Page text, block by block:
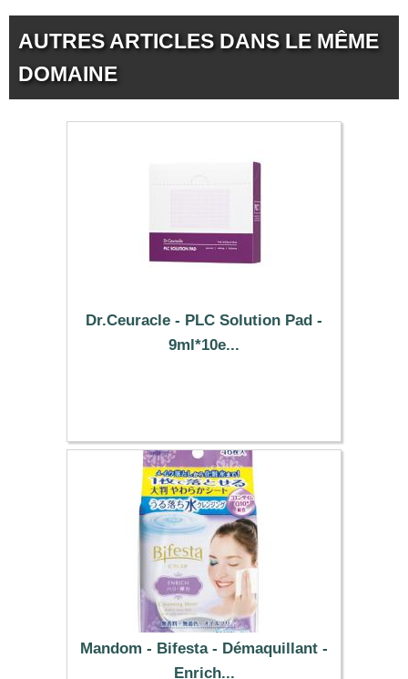
AUTRES ARTICLES DANS LE MÊME
DOMAINE
Dr.Ceuracle - PLC Solution Pad -
9ml*10e...
Mandom - Bifesta - Démaquillant -
Enrich...